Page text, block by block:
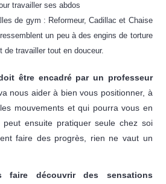
travailler ses abdos
de gym : Reformeur, Cadillac et Chaise
un peu à des engins de torture
de travailler tout en douceur.
être encadré par un professeur
nous aider à bien vous positionner, à
mouvements et qui pourra vous en
peut ensuite pratiquer seule chez soi
faire des progrès, rien ne vaut un
découvrir des sensations